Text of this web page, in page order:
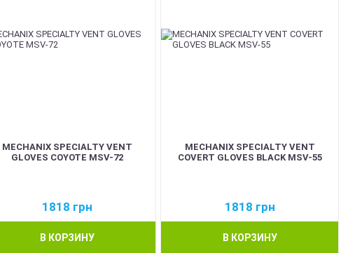
MECHANIX SPECIALTY VENT
GLOVES COYOTE MSV-72
1818 грн
В КОРЗИНУ
MECHANIX SPECIALTY VENT
COVERT GLOVES BLACK MSV-55
1818 грн
В КОРЗИНУ